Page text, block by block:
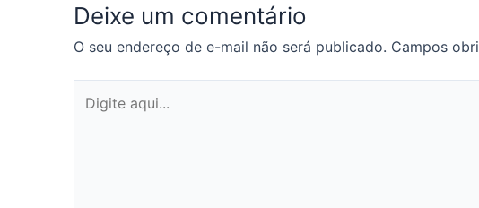
Deixe um comentário
O seu endereço de e-mail não será publicado. Campos
aqui...